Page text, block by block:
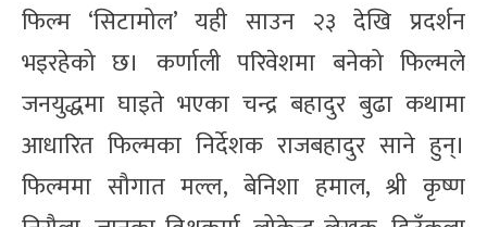
फिल्म ‘सिटामोल’ यही साउन २३ देखि प्रदर्शन
भइरहेको छ। कर्णाली परिवेशमा बनेको फिल्मले
जनयुद्धमा घाइते भएका चन्द्र बहादुर बुढा कथामा
आधारित फिल्मका निर्देशक राजबहादुर साने हुन्।
फिल्ममा सौगात मल्ल, बेनिशा हमाल, श्री कृष्ण